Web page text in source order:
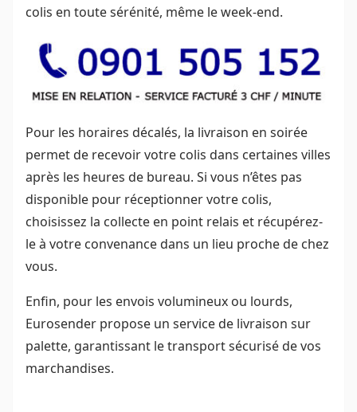
colis en toute sérénité, même le week-end.
Pour les horaires décalés, la livraison en soirée
permet de recevoir votre colis dans certaines villes
après les heures de bureau. Si vous n’êtes pas
disponible pour réceptionner votre colis,
choisissez la collecte en point relais et récupérez-
le à votre convenance dans un lieu proche de chez
vous.
Enfin, pour les envois volumineux ou lourds,
Eurosender propose un service de livraison sur
palette, garantissant le transport sécurisé de vos
marchandises.